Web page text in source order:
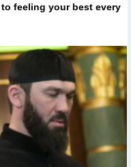
feeling your best every